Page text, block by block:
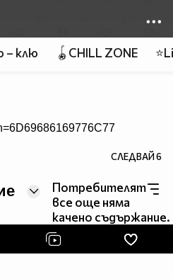
– клю 🪀CHILL ZONE
СЛЕДВАЙ6
Потребителят
все още няма
качено съдържание.